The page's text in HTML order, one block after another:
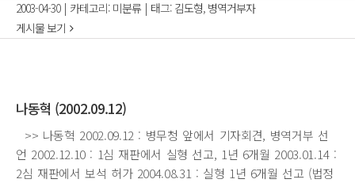
2003-04-30 | 카테고리: 미분류 | 태그: 김도형, 병역거부자
게시물 보기
나동혁 (2002.09.12)
>> 나동혁 2002.09.12 : 병무청 앞에서 기자회견, 병역거부 선
언 2002.12.10 : 1심 재판에서 실형 선고, 1년 6개월 2003.01.14 :
2심 재판에서 보석 허가 2004.08.31 : 실형 1년 6개월 선고 (법정